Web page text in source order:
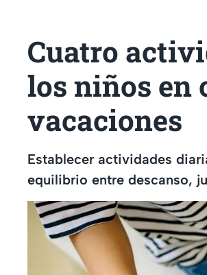
Cuatro
los niños en
vacaciones
Establecer actividades
equilibrio entre descanso,